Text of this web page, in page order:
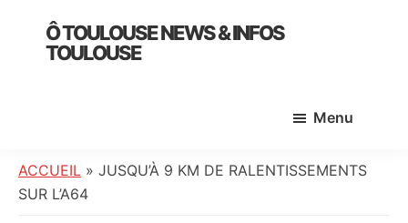
primary
Ô TOULOUSE NEWS & INFOS
TOULOUSE
:
info
Menu
ACCUEIL » JUSQU’À 9 KM DE RALENTISSEMENTS
SUR L’A64